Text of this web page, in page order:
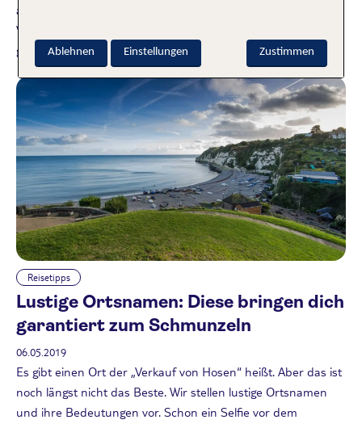
acht europäische Städte haben es in die Top 10 geschafft.
Vielleicht musst du für deinen nächsten urbanen Trip also
gar nicht so weit reisen. Weiterlesen
Reisetipps
Lustige Ortsnamen: Diese bringen dich
garantiert zum Schmunzeln
06.05.2019
Es gibt einen Ort der „Verkauf von Hosen“ heißt. Aber das ist
noch längst nicht das Beste. Wir stellen lustige Ortsnamen
und ihre Bedeutungen vor. Schon ein Selfie vor dem
Zustimmen
Ablehnen Einstellungen